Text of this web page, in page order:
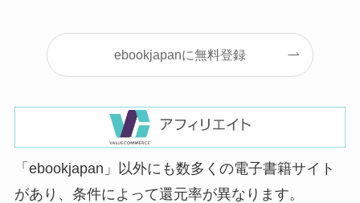
ebookjapanに無料登録
「ebookjapan」以外にも数多くの電子書籍サイト
があり、条件によって還元率が異なります。